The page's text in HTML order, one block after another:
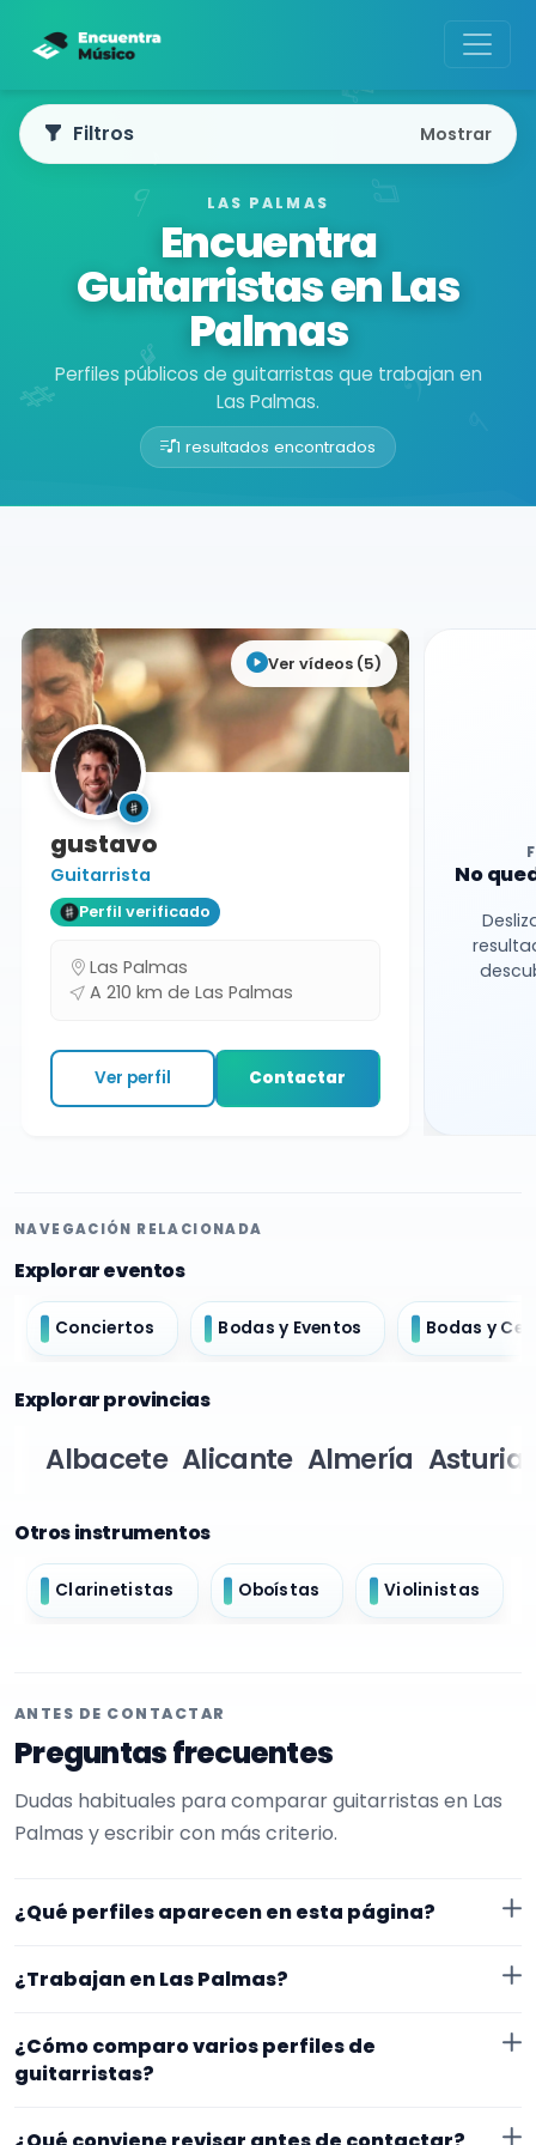
LAS PALMAS
Encuentra
Guitarristas en Las
Palmas
Perfiles públicos de guitarristas que trabajan en
Las Palmas.
1 resultados encontrados
Buscador de músicos
Filtros Mostrar
Ver vídeos (5)
gustavo
Guitarrista
Perfil verificado
Las Palmas
A 210 km de Las Palmas
Ver perfil Contactar
No
NAVEGACIÓN RELACIONADA
Explorar eventos
Conciertos Bodas y Eventos Bodas y
Explorar provincias
Albacete Alicante Almería
Otros instrumentos
Clarinetistas Oboístas Violinistas
ANTES DE CONTACTAR
Preguntas frecuentes
Dudas habituales para comparar guitarristas en Las
Palmas y escribir con más criterio.
¿Qué perfiles aparecen en esta página?
EncuentraMúsico. Además, la página se centra en
¿Trabajan en Las Palmas?
en Las Palmas. Aun así, conviene confirmar lugar
de cerrar nada.
¿Cómo comparo varios perfiles de
guitarristas?
Compara especialidad principal, experiencia, vídeos o